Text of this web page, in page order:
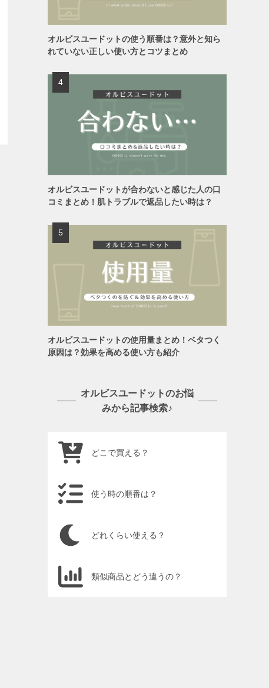
オルビスユードットの使う順番は？意外と知ら
れていない正しい使い方とコツまとめ
オルビスユードットが合わないと感じた人の口
コミまとめ！肌トラブルで返品したい時は？
オルビスユードットの使用量まとめ！ベタつく
原因は？効果を高める使い方も紹介
オルビスユードットのお悩
みから記事検索♪
どこで買える？
使う時の順番は？
どれくらい使える？
類似商品とどう違うの？